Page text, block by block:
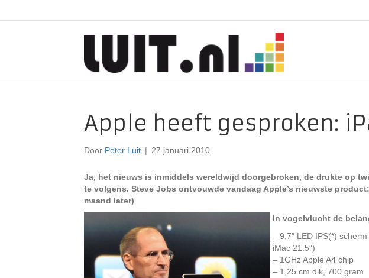
Apple heeft gesproken:
Door Peter Luit | 27 januari 2010
Ja, het nieuws is inmiddels wereldwijd doorgebroken, de drukte op
te volgens. Steve Jobs ontvouwde vandaag Apple’s nieuwste
maand later)
In vogelvlucht de
– 9,7″ LED IPS(*)
iMac 21.5″)
– 1GHz Apple A4 chip
– 1,25 cm dik, 700 gram